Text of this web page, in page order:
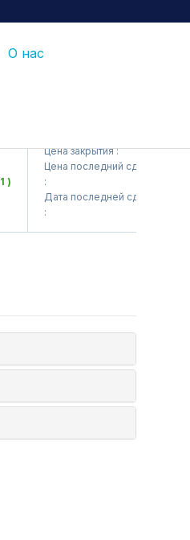
О нас
Цена закрытия :
1,208
Цена последний сделки
Дата последней сделки